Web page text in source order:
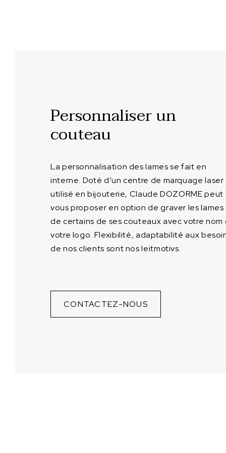
Personnaliser un
couteau
La personnalisation des lames se fait en
interne. Doté d’un centre de marquage laser
utilisé en bijouterie, Claude DOZORME peut
vous proposer en option de graver les lames
de certains de ses couteaux avec votre nom
votre logo. Flexibilité, adaptabilité aux
de nos clients sont nos leitmotivs.
CONTACTEZ-NOUS